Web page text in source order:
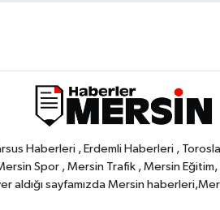
Haberleri , Erdemli Haberleri ,
Spor , Mersin Trafik , Mersin
aldığı sayfamızda Mersin